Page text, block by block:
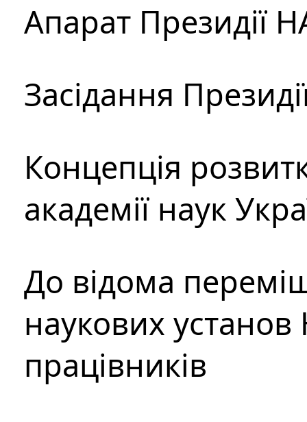
Апарат Президії
Засідання
Концепція
академії наук
До відома
наукових установ
працівників